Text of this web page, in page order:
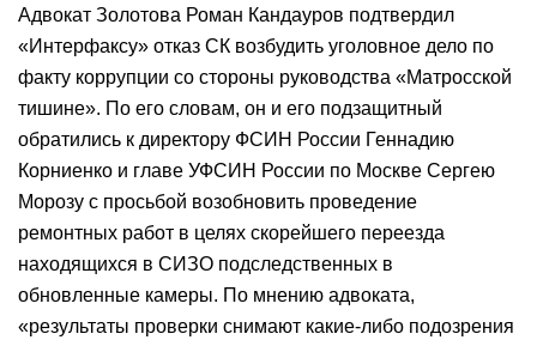
Адвокат Золотова Роман Кандауров подтвердил
«Интерфаксу» отказ СК возбудить уголовное дело по
факту коррупции со стороны руководства «Матросской
тишине». По его словам, он и его подзащитный
обратились к директору ФСИН России Геннадию
Корниенко и главе УФСИН России по Москве Сергею
Морозу с просьбой возобновить проведение
ремонтных работ в целях скорейшего переезда
находящихся в СИЗО подследственных в
обновленные камеры. По мнению адвоката,
«результаты проверки снимают какие-либо подозрения